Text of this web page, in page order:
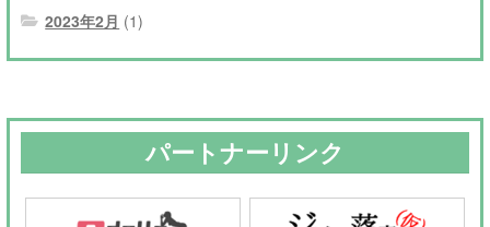
2023年2月 (1)
パートナーリンク